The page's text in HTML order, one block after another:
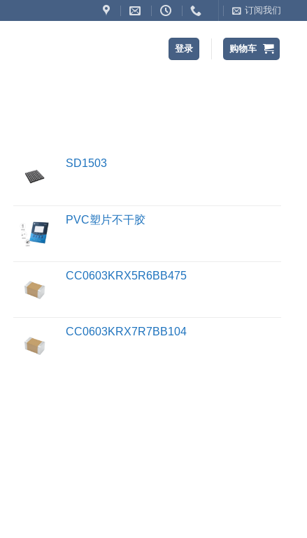
订阅我们
登录 购物车
SD1503
PVC塑片不干胶
CC0603KRX5R6BB475
CC0603KRX7R7BB104